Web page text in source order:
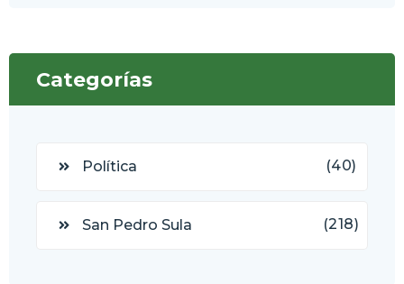
Categorías
Política (40)
San Pedro Sula (218)